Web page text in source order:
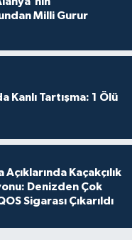
Milli Gurur
Kanlı Tartışma: 1 Ölü
Açıklarında Kaçakçılık
Denizden Çok
Sigarası Çıkarıldı